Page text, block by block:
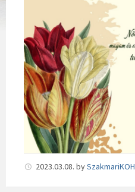
2023.03.08. bySzakmariKOH